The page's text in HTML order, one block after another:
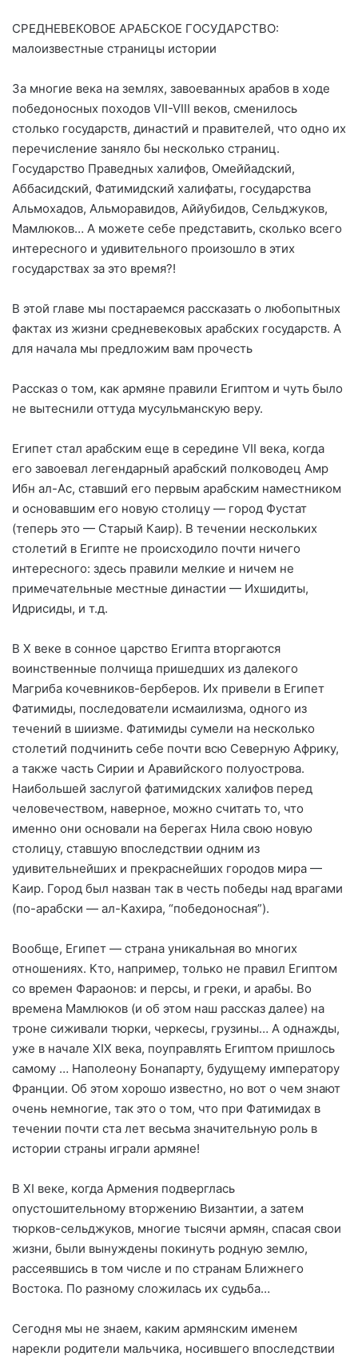
СРЕДНЕВЕКОВОЕ АРАБСКОЕ ГОСУДАРСТВО:
малоизвестные страницы истории
За многие века на землях, завоеванных арабов в ходе
победоносных походов VII-VIII веков, сменилось
столько государств, династий и правителей, что одно их
перечисление заняло бы несколько страниц.
Государство Праведных халифов, Омеййадский,
Аббасидский, Фатимидский халифаты, государства
Альмохадов, Альморавидов, Аййубидов, Сельджуков,
Мамлюков… А можете себе представить, сколько всего
интересного и удивительного произошло в этих
государствах за это время?!
В этой главе мы постараемся рассказать о любопытных
фактах из жизни средневековых арабских государств. А
для начала мы предложим вам прочесть
Рассказ о том, как армяне правили Египтом и чуть было
не вытеснили оттуда мусульманскую веру.
Египет стал арабским еще в середине VII века, когда
его завоевал легендарный арабский полководец Амр
Ибн ал-Ас, ставший его первым арабским наместником
и основавшим его новую столицу — город Фустат
(теперь это — Старый Каир). В течении нескольких
столетий в Египте не происходило почти ничего
интересного: здесь правили мелкие и ничем не
примечательные местные династии — Ихшидиты,
Идрисиды, и т.д.
В X веке в сонное царство Египта вторгаются
воинственные полчища пришедших из далекого
Магриба кочевников-берберов. Их привели в Египет
Фатимиды, последователи исмаилизма, одного из
течений в шиизме. Фатимиды сумели на несколько
столетий подчинить себе почти всю Северную Африку,
а также часть Сирии и Аравийского полуострова.
Наибольшей заслугой фатимидских халифов перед
человечеством, наверное, можно считать то, что
именно они основали на берегах Нила свою новую
столицу, ставшую впоследствии одним из
удивительнейших и прекраснейших городов мира —
Каир. Город был назван так в честь победы над врагами
(по-арабски — ал-Кахира, “победоносная”).
Вообще, Египет — страна уникальная во многих
отношениях. Кто, например, только не правил Египтом
со времен Фараонов: и персы, и греки, и арабы. Во
времена Мамлюков (и об этом наш рассказ далее) на
троне сиживали тюрки, черкесы, грузины… А однажды,
уже в начале XIX века, поуправлять Египтом пришлось
самому … Наполеону Бонапарту, будущему императору
Франции. Об этом хорошо известно, но вот о чем знают
очень немногие, так это о том, что при Фатимидах в
течении почти ста лет весьма значительную роль в
истории страны играли армяне!
В XI веке, когда Армения подверглась
опустошительному вторжению Византии, а затем
тюрков-сельджуков, многие тысячи армян, спасая свои
жизни, были вынуждены покинуть родную землю,
рассеявшись в том числе и по странам Ближнего
Востока. По разному сложилась их судьба…
Сегодня мы не знаем, каким армянским именем
нарекли родители мальчика, носившего впоследствии